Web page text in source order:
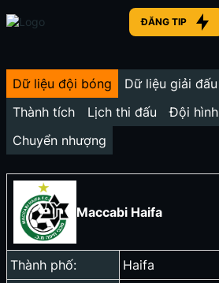
ĐĂNG TIP
Dữ liệu đội bóng Dữ liệu giải đấu
Thành tích
Lịch thi đấu Đội hình
Chuyển nhượng
Maccabi Haifa
Thành phố:
Haifa